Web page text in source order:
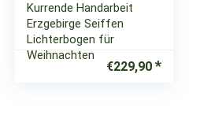
Kurrende Handarbeit
Erzgebirge Seiffen
Lichterbogen für
Weihnachten
€229,90